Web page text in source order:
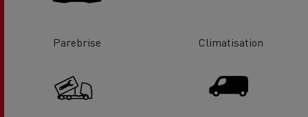
Parebrise Climatisation